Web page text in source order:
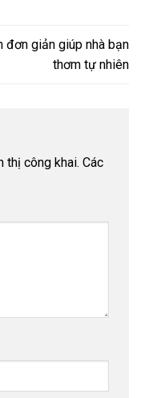
đơn giản giúp nhà bạn
thơm tự nhiên
thị công khai. Các